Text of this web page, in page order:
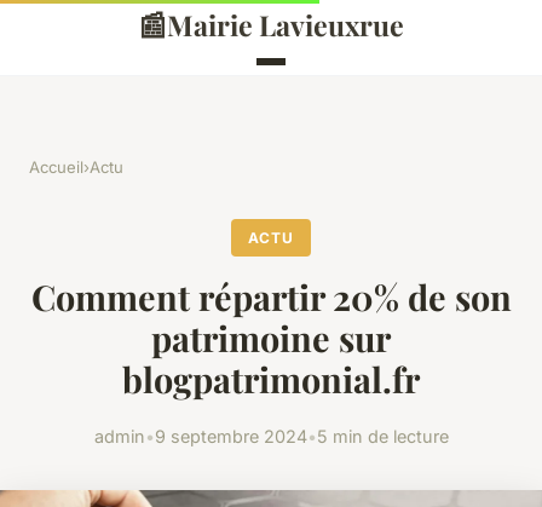
📰Mairie Lavieuxrue
Accueil›Actu
ACTU
Comment répartir 20% de son
patrimoine sur
blogpatrimonial.fr
admin•9 septembre 2024•5 min de lecture